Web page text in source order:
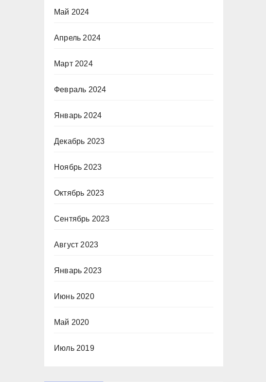
Май 2024
Апрель 2024
Март 2024
Февраль 2024
Январь 2024
Декабрь 2023
Ноябрь 2023
Октябрь 2023
Сентябрь 2023
Август 2023
Январь 2023
Июнь 2020
Май 2020
Июль 2019